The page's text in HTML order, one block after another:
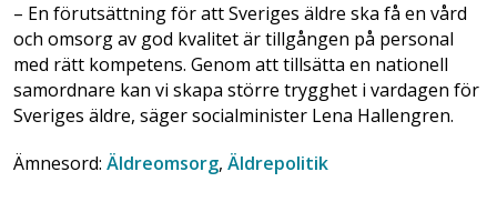
– En förutsättning för att Sveriges äldre ska få en vård
och omsorg av god kvalitet är tillgången på personal
med rätt kompetens. Genom att tillsätta en nationell
samordnare kan vi skapa större trygghet i vardagen för
Sveriges äldre, säger socialminister Lena Hallengren.
Ämnesord: Äldreomsorg, Äldrepolitik